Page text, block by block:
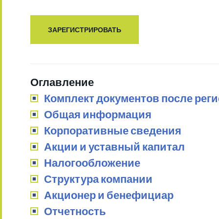
ЗАРЕГИСТРИРОВАТЬ
Оглавление
Комплект документов после
Общая информация
Корпоративные сведения
Акции и уставный капитал
Налогообложение
Структура компании
Акционер и бенефициар
Отчетность